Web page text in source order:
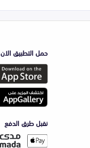
حمل التطبيق الان
نقبل طرق الدفع